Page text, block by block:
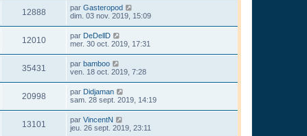
12888 par Gasteropod
dim. 03 nov. 2019, 15:09
12010 par DeDellD
mer. 30 oct. 2019, 17:31
35431 par bamboo
ven. 18 oct. 2019, 7:28
20998 par Didjaman
sam. 28 sept. 2019, 14:19
13101 par VincentN
jeu. 26 sept. 2019, 23:11